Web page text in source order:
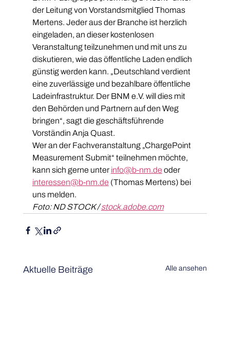
der Leitung von Vorstandsmitglied Thomas
Mertens. Jeder aus der Branche ist herzlich
eingeladen, an dieser kostenlosen
Veranstaltung teilzunehmen und mit uns zu
diskutieren, wie das öffentliche Laden endlich
günstig werden kann. „Deutschland verdient
eine zuverlässige und bezahlbare öffentliche
Ladeinfrastruktur. Der BNM e.V. will dies mit
den Behörden und Partnern auf den Weg
bringen“, sagt die geschäftsführende
Vorständin Anja Quast.
Wer an der Fachveranstaltung „ChargePoint
Measurement Submit“ teilnehmen möchte,
kann sich gerne unter info@b-nm.de oder
interessen@b-nm.de (Thomas Mertens) bei
uns melden.
Foto: ND STOCK / stock.adobe.com
Aktuelle Beiträge Alle ansehen